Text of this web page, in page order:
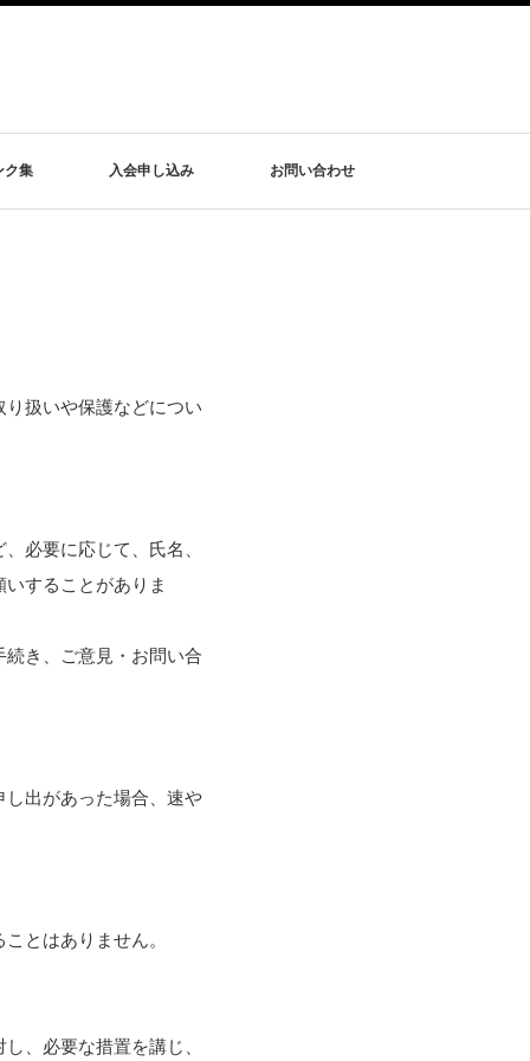
ク集 入会申し込み お問い合わせ
扱いや保護などについ
必要に応じて、氏名、
することがありま
き、ご意見・お問い合
出があった場合、速や
とはありません。
、必要な措置を講じ、